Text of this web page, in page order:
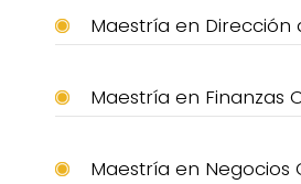
Maestría en Dirección
Maestría en Finanzas
Maestría en Negocios